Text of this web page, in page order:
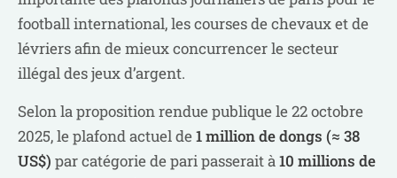
football international, les courses de chevaux et de
lévriers afin de mieux concurrencer le secteur
illégal des jeux d’argent.
Selon la proposition rendue publique le 22 octobre
2025, le plafond actuel de 1 million de dongs (≈ 38
US$) par catégorie de pari passerait à10 millions de